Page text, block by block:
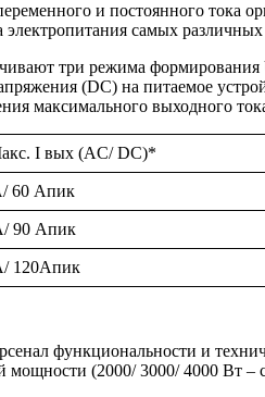
и постоянного тока
электропитания самых различных
три режима
(DC) на питаемое
максимального выходного
I вых (AC/ DC)*
60 Апик
90 Апик
120Апик
функциональности и
(2000/ 3000/ 4000 Вт –